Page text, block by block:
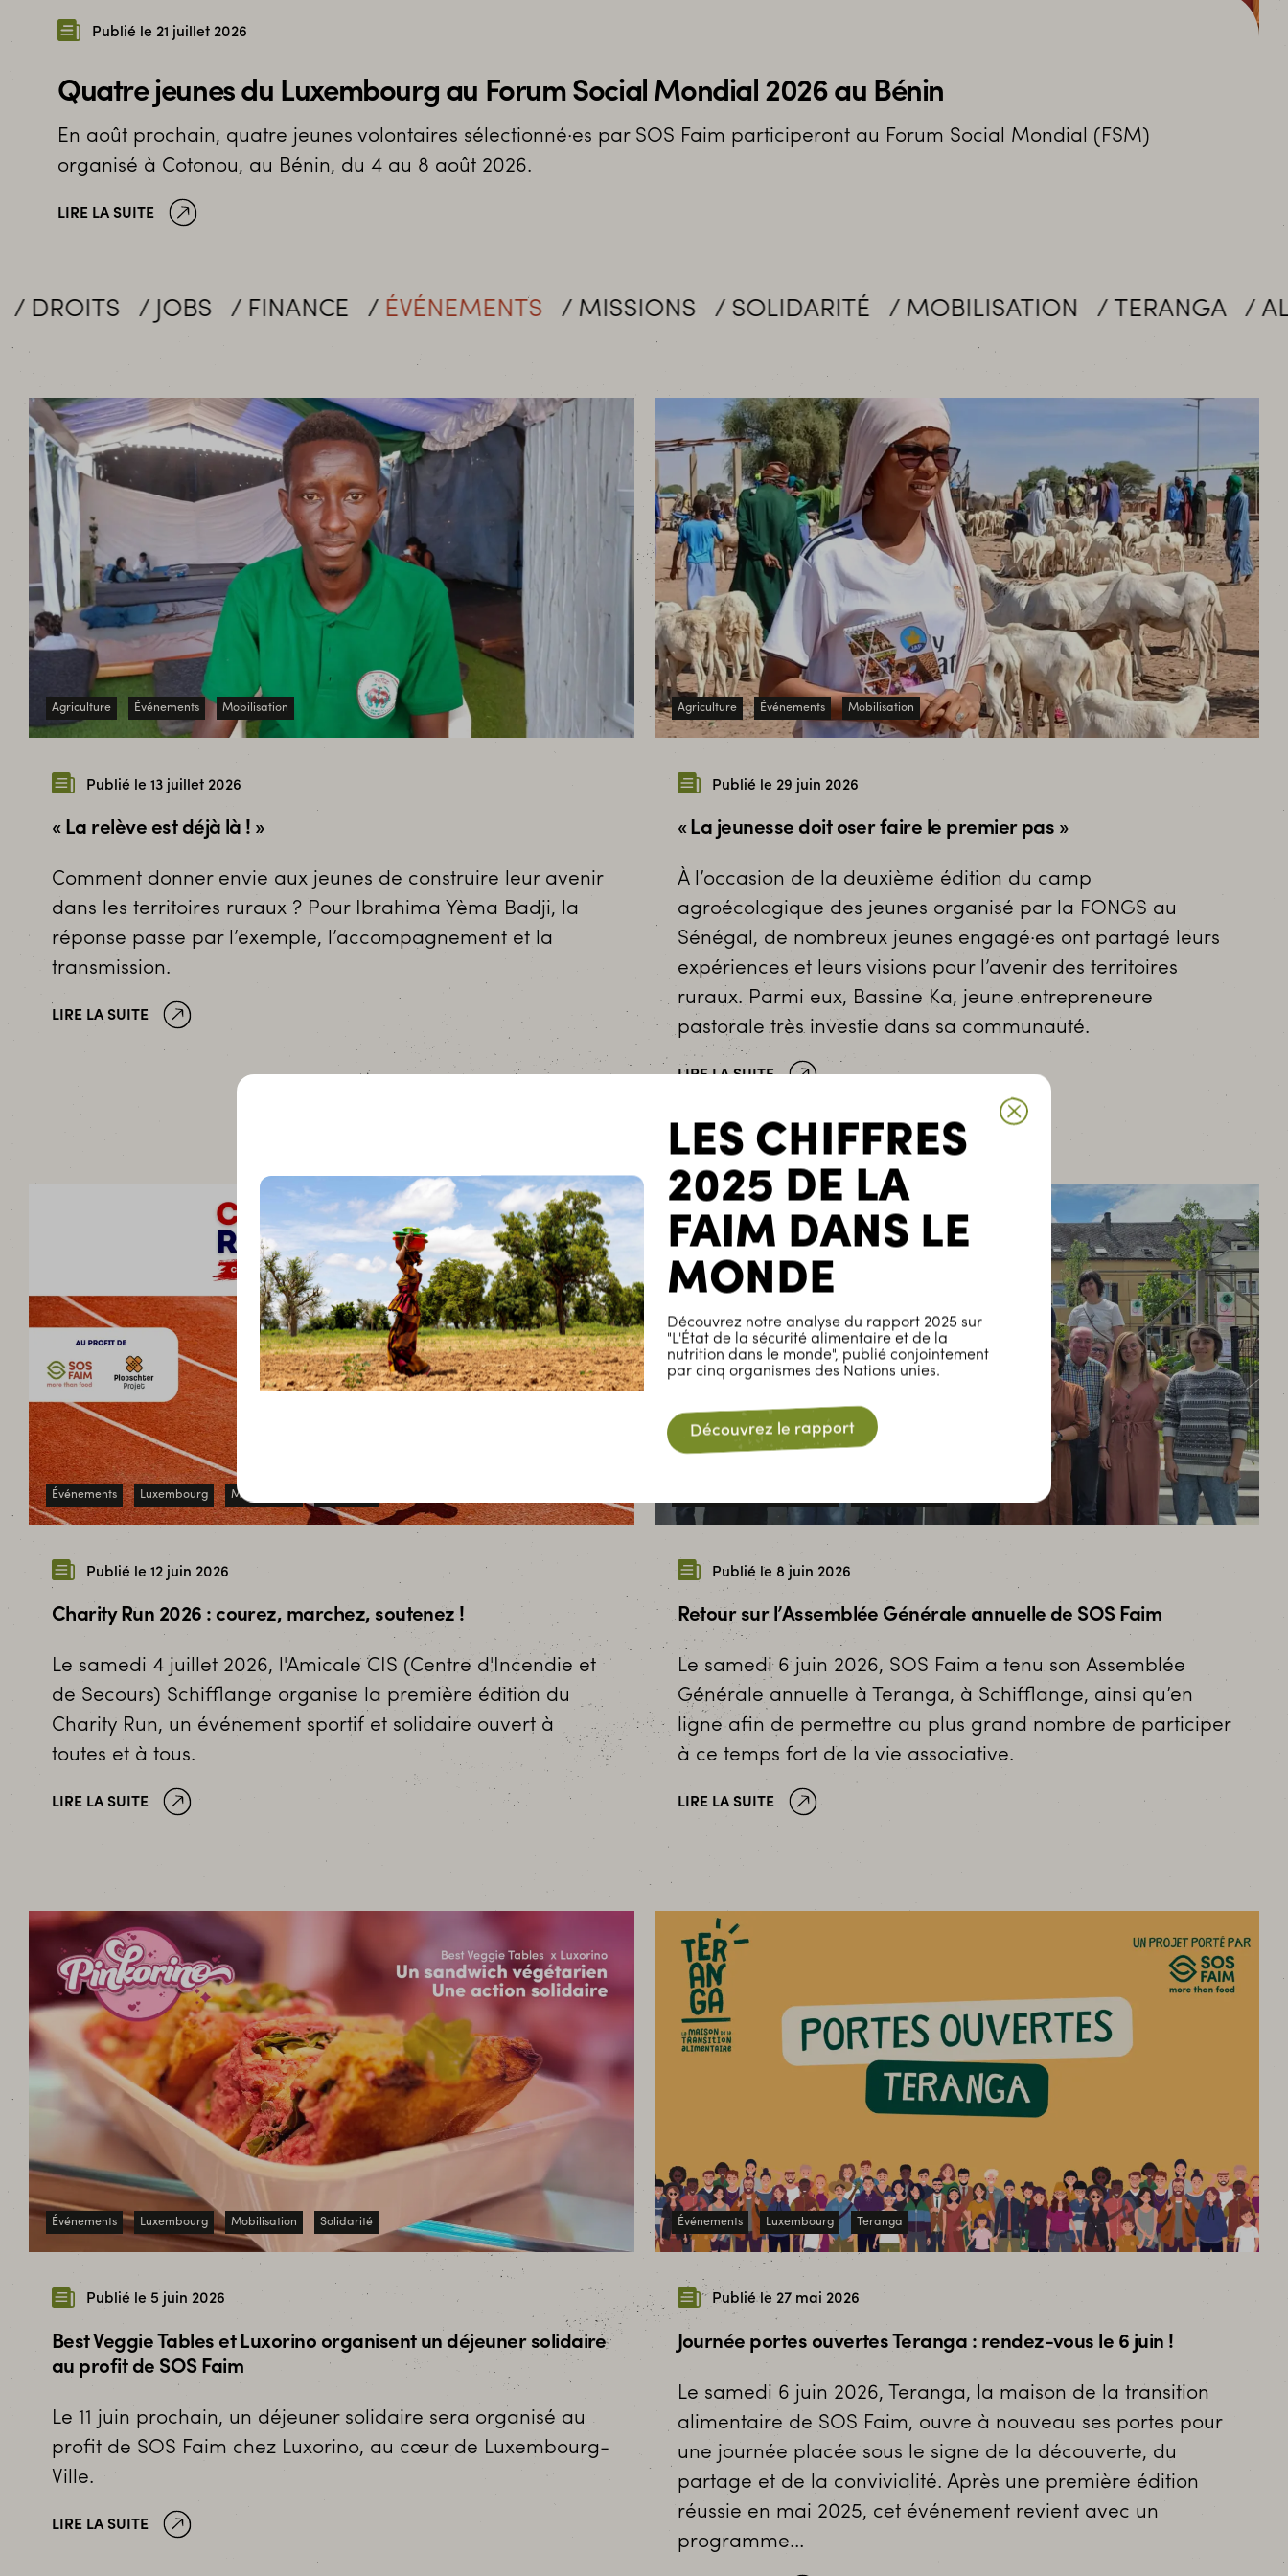
Publié le 21 juillet 2026
Quatre jeunes du Luxembourg au Forum Social Mondial 2026 au Bénin
En août prochain, quatre jeunes volontaires sélectionné·es par SOS Faim participeront au Forum Social Mondial (FSM)
organisé à Cotonou, au Bénin, du 4 au 8 août 2026.
LIRE LA SUITE
FINANCE ÉVÉNEMENTS MISSIONS SOLIDARITÉ MOBILISATION TERANGA ALLIANCES
Agriculture Événements Mobilisation
Publié le 13 juillet 2026
« La relève est déjà là ! »
Comment donner envie aux jeunes de construire leur avenir
dans les territoires ruraux ? Pour Ibrahima Yèma Badji, la
réponse passe par l’exemple, l’accompagnement et la
transmission.
LIRE LA SUITE
Agriculture Événements Mobilisation
Publié le 29 juin 2026
« La jeunesse doit oser faire le premier pas »
À l’occasion de la deuxième édition du camp
agroécologique des jeunes organisé par la FONGS au
Sénégal, de nombreux jeunes engagé·es ont partagé leurs
expériences et leurs visions pour l’avenir des territoires
ruraux. Parmi eux, Bassine Ka, jeune entrepreneure
pastorale très investie dans sa communauté.
LIRE LA SUITE
Événements Luxembourg Mobilisation
Publié le 12 juin 2026
Charity Run 2026 : courez, marchez, soutenez !
Le samedi 4 juillet 2026, l'Amicale CIS (Centre d'Incendie et
de Secours) Schifflange organise la première édition du
Charity Run, un événement sportif et solidaire ouvert à
toutes et à tous.
LIRE LA SUITE
Publié le 8 juin 2026
Retour sur l’Assemblée Générale annuelle de SOS Faim
Le samedi 6 juin 2026, SOS Faim a tenu son Assemblée
Générale annuelle à Teranga, à Schifflange, ainsi qu’en
ligne afin de permettre au plus grand nombre de participer
à ce temps fort de la vie associative.
LIRE LA SUITE
Événements Luxembourg Mobilisation Solidarité
Publié le 5 juin 2026
Best Veggie Tables et Luxorino organisent un déjeuner solidaire
au profit de SOS Faim
Le 11 juin prochain, un déjeuner solidaire sera organisé au
profit de SOS Faim chez Luxorino, au cœur de Luxembourg-
Ville.
LIRE LA SUITE
Événements Luxembourg Teranga
Publié le 27 mai 2026
Journée portes ouvertes Teranga : rendez-vous le 6 juin !
Le samedi 6 juin 2026, Teranga, la maison de la transition
alimentaire de SOS Faim, ouvre à nouveau ses portes pour
une journée placée sous le signe de la découverte, du
partage et de la convivialité. Après une première édition
réussie en mai 2025, cet événement revient avec un
programme…
LES CHIFFRES
2025 DE LA
FAIM DANS LE
MONDE
Découvrez notre analyse du rapport 2025 sur
"L'État de la sécurité alimentaire et de la
nutrition dans le monde", publié conjointement
par cinq organismes des Nations unies.
Découvrez le rapport